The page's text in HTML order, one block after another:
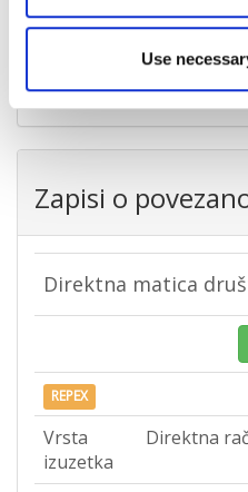
Use
Grad
Zapisi o
Direktna matica
REPEX
Vrsta
izuzetka
Direktna